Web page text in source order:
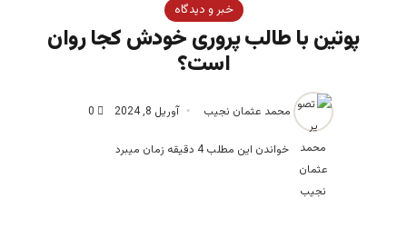
خبر و دیدگاه
پوتین با طالب پروری خودش کجا روان
است؟
محمد عثمان نجیب آوریل 8, 2024 0
خواندن این مطلب 4 دقیقه زمان میبرد
عثمان نجیب نماینده میان